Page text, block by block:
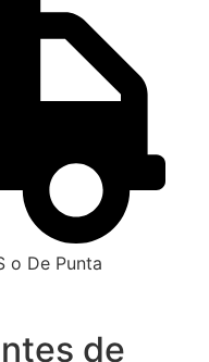
o De Punta
de